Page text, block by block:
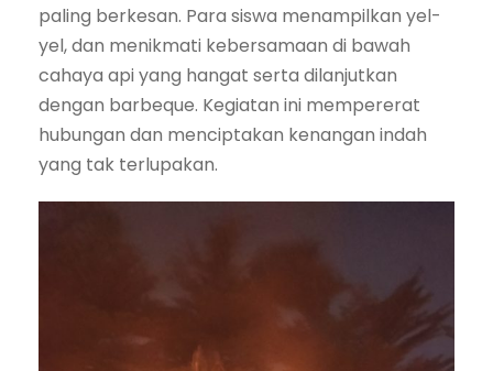
paling berkesan. Para siswa menampilkan yel-
yel, dan menikmati kebersamaan di bawah
cahaya api yang hangat serta dilanjutkan
dengan barbeque. Kegiatan ini mempererat
hubungan dan menciptakan kenangan indah
yang tak terlupakan.